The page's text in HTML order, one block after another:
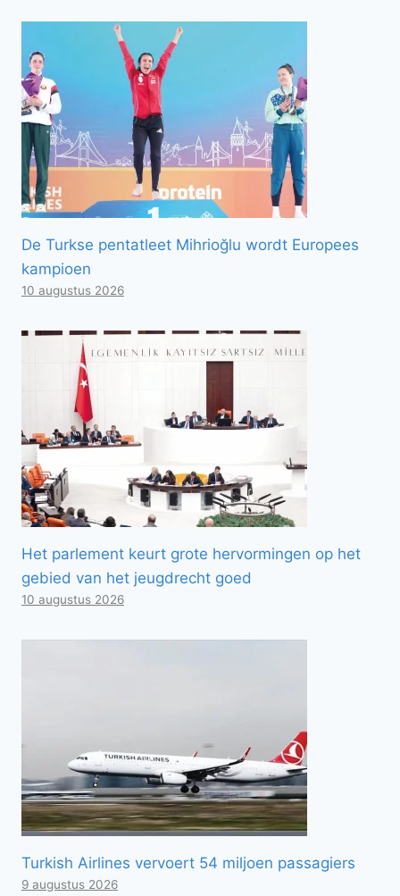
De Turkse pentatleet Mihrioğlu wordt Europees
kampioen
10 augustus 2026
Het parlement keurt grote hervormingen op het
gebied van het jeugdrecht goed
10 augustus 2026
Turkish Airlines vervoert 54 miljoen passagiers
9 augustus 2026